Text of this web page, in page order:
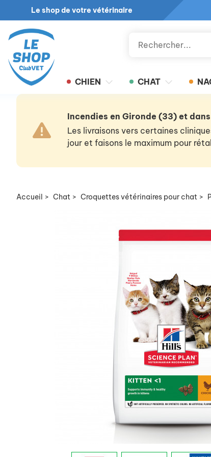
Le shop de votre vétérinaire
CHIEN CHAT
Incendies en Gironde (33) et
Les livraisons vers certaines
jour et faisons le maximum pour
Accueil > Chat > Croquettes vétérinaires pour chat >